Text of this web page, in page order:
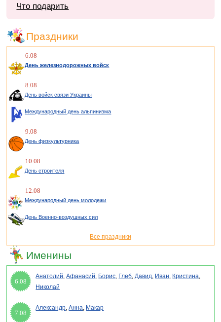
Что подарить
Праздники
6.08
День железнодорожных войск
8.08
День войск связи Украины
Международный день альпинизма
9.08
День физкультурника
10.08
День строителя
12.08
Международный день молодежи
День Военно-воздушных сил
Все праздники
Именины
6.08
Анатолий,Афанасий, Борис, Глеб,Давид, Иван, Кристина,
Николай
7.08
Александр,Анна, Макар